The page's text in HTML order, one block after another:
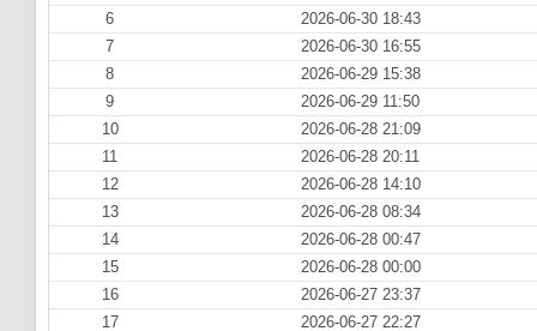
6
2026-06-30 18:43
7
2026-06-30 16:55
8
2026-06-29 15:38
9
2026-06-29 11:50
10
2026-06-28 21:09
11
2026-06-28 20:11
12
2026-06-28 14:10
13
2026-06-28 08:34
14
2026-06-28 00:47
15
2026-06-28 00:00
16
2026-06-27 23:37
17
2026-06-27 22:27